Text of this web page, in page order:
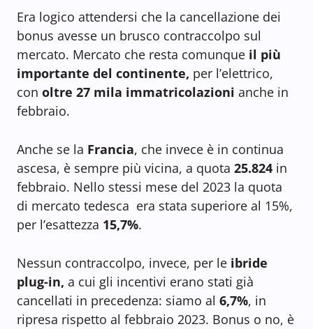
Era logico attendersi che la cancellazione dei
bonus avesse un brusco contraccolpo sul
mercato. Mercato che resta comunque il più
importante del continente, per l’elettrico,
con oltre 27 mila immatricolazioni anche in
febbraio.
Anche se la Francia, che invece è in continua
ascesa, è sempre più vicina, a quota 25.824 in
febbraio. Nello stessi mese del 2023 la quota
di mercato tedesca era stata superiore al 15%,
per l’esattezza 15,7%.
Nessun contraccolpo, invece, per le ibride
plug-in, a cui gli incentivi erano stati già
cancellati in precedenza: siamo al 6,7%, in
ripresa rispetto al febbraio 2023. Bonus o no, è